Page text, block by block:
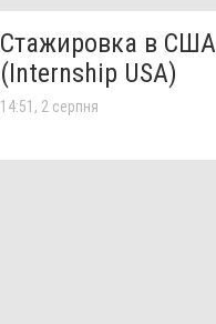
Стажировка в США
(Internship USA)
14:51, 2 серпня